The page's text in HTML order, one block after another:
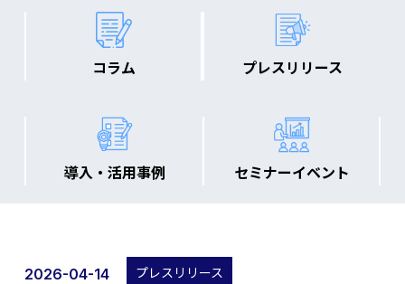
コラム プレスリリース
導入・活用事例 セミナーイベント
2026-04-14 プレスリリース